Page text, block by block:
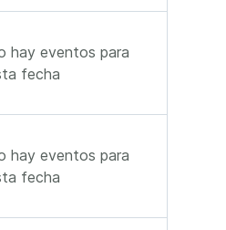
hay eventos para
fecha
hay eventos para
fecha